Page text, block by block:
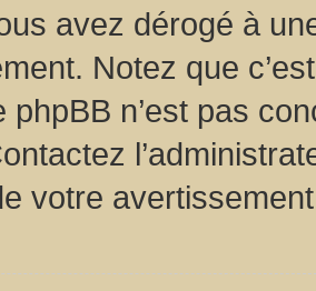
avez dérogé à
Notez que
phpBB n’est pas
votre